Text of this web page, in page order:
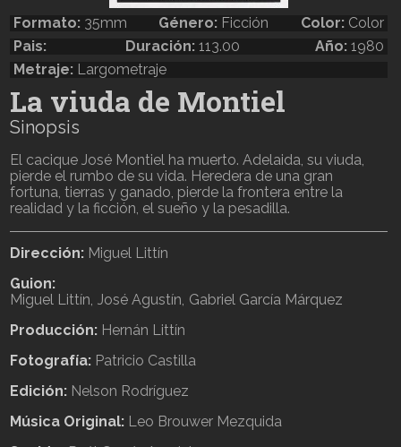
Formato: 35mm Género: Ficción Color: Color
Pais:
Duración: 113.00 Año: 1980
Metraje: Largometraje
La viuda de Montiel
Sinopsis
El cacique José Montiel ha muerto. Adelaida, su viuda,
pierde el rumbo de su vida. Heredera de una gran
fortuna, tierras y ganado, pierde la frontera entre la
realidad y la ficción, el sueño y la pesadilla.
Dirección: Miguel Littín
Guion:
Miguel Littín José Agustín Gabriel García Márquez
Producción: Hernán Littín
Fotografía: Patricio Castilla
Edición: Nelson Rodríguez
Música Original: Leo Brouwer Mezquida